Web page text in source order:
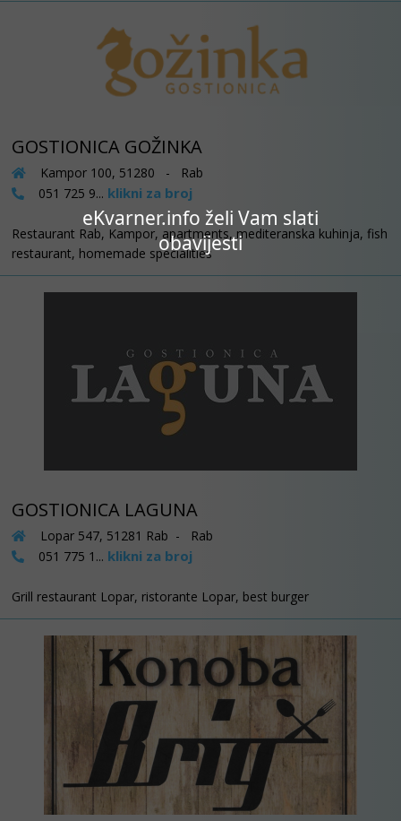
eKvarner.info želi Vam slati
obavijesti
GOSTIONICA GOŽINKA
Kampor 100, 51280 - Rab
051 725 9... klikni za broj
Restaurant Rab, Kampor, apartments, mediteranska kuhinja, fish
restaurant, homemade specialities
GOSTIONICA LAGUNA
Lopar 547, 51281 Rab - Rab
051 775 1... klikni za broj
Grill restaurant Lopar, ristorante Lopar, best burger